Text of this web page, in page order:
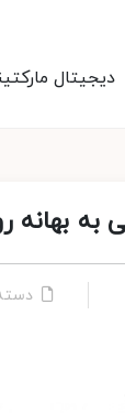
دیجیتال
به بهانه